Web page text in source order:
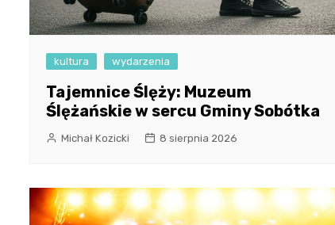
kultura wydarzenia
Tajemnice Ślęży: Muzeum
Ślężańskie w sercu Gminy Sobótka
Michał Kozicki 8 sierpnia 2026